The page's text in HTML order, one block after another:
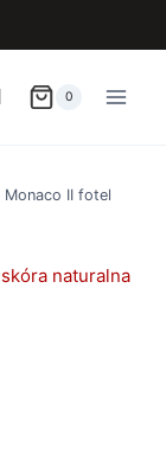
0
Monaco II fotel